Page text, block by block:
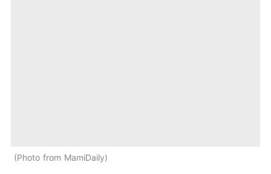
Photo from MamiDaily